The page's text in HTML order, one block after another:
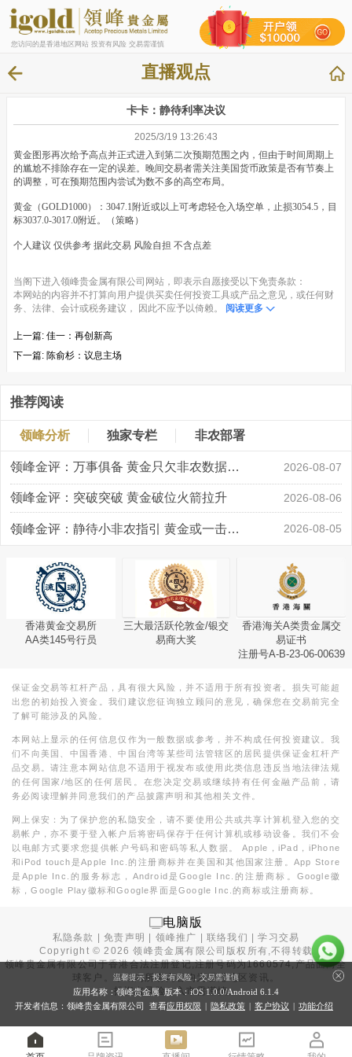
您访问的是香港地区网站 投资有风险 交易需谨慎
直播观点
卡卡：静待利率决议
2025/3/19 13:26:43
黄金图形再次给予高点并正式进入到第二次预期范围之内，但由于时间周期上
的尴尬不排除存在一定的误差。晚间交易者需关注美国货币政策是否有节奏上
的调整，可在预期范围内尝试为数不多的高空布局。
黄金（GOLD1000）：3047.1附近或以上可考虑轻仓入场空单，止损3054.5，目
标3037.0-3017.0附近。（策略）
个人建议 仅供参考 据此交易 风险自担 不含点差
当阁下进入领峰贵金属有限公司网站，即表示自愿接受以下免责条款：
本网站的内容并不打算向用户提供买卖任何投资工具或产品之意见，或任何财
务、法律、会计或税务建议， 因此不应予以倚赖。
阅读更多
上一篇: 佳一：再创新高
下一篇: 陈俞杉：议息主场
推荐阅读
领峰分析 独家专栏 非农部署
领峰金评：万事俱备 黄金只欠非农数据“东风” 2026-08-07
领峰金评：突破突破 黄金破位火箭拉升 2026-08-06
领峰金评：静待小非农指引 黄金或一击破局 2026-08-05
香港黄金交易所
AA类145号行员
三大最活跃伦敦金/银交
易商大奖
香港海关A类贵金属交
易证书
注册号A-B-23-06-00639
保证金交易等杠杆产品，具有很大风险，并不适用于所有投资者。损失可能超
出您的初始投入资金。我们建议您征询独立顾问的意见，确保您在交易前完全
了解可能涉及的风险。
本网站上显示的任何信息仅作为一般数据或参考，并不构成任何投资建议。我
们不向美国、中国香港、中国台湾等某些司法管辖区的居民提供保证金杠杆产
品交易。请注意本网站信息不适用于视发布或使用此类信息违反当地法律法规
的任何国家/地区的任何居民。在您决定交易或继续持有任何金融产品前，请
务必阅读理解并同意我们的产品披露声明和其他相关文件。
网上保安：为了保护您的私隐安全，请不要使用公共或共享计算机登入您的交
易帐户，亦不要于登入帐户后将密码保存于任何计算机或移动设备。我们不会
以电邮方式要求您提供帐户号码和密码等私人数据。 Apple，iPad，iPhone
和iPod touch是Apple Inc.的注册商标并在美国和其他国家注册。App Store
是Apple Inc.的服务标志，Android是Google Inc.的注册商标。Google徽
标，Google Play徽标和Google界面是Google Inc.的商标或注册商标。
电脑版
私隐条款 |免责声明 领峰推广 |联络我们 |学习交易
Copyright ©2026 领峰贵金属有限公司版权所有,不得转载
领峰贵金属有限公司于香港合法注册登记,注册号码为1660574,产品面向全
球客户。本站内所有内容均为香港地区资讯。
投资有风险，入市需谨慎。
温馨提示：投资有风险，交易需谨慎
应用名称：领峰贵金属 版本：iOS 1.0.0/Android 6.1.4
开发者信息：领峰贵金属有限公司 查看应用权限 | 隐私政策 | 客户协议 | 功能介绍